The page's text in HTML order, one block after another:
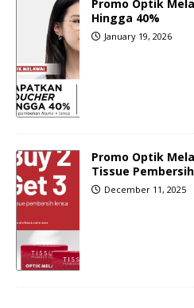
Promo Optik
Hingga 40%
January 19, 2026
Promo Optik
Tissue
December 11, 2025